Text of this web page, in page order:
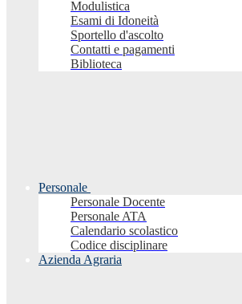
Modulistica
Esami di Idoneità
Sportello d'ascolto
Contatti e pagamenti
Biblioteca
Personale
Personale Docente
Personale ATA
Calendario scolastico
Codice disciplinare
Azienda Agraria